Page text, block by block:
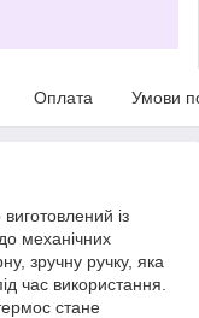
Оплата Умови
із
до механічних
зручну ручку, яка
час використання.
стане